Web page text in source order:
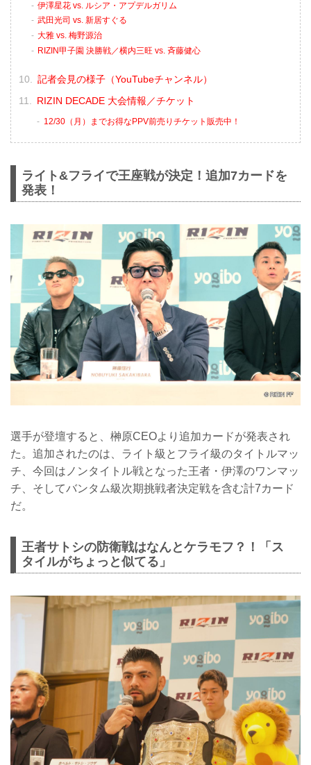
伊澤星花 vs. ルシア・アプデルガリム
武田光司 vs. 新居すぐる
大雅 vs. 梅野源治
RIZIN甲子園 決勝戦／横内三旺 vs. 斉藤健心
記者会見の様子（YouTubeチャンネル）
RIZIN DECADE 大会情報／チケット
12/30（月）までお得なPPV前売りチケット販売中！
ライト&フライで王座戦が決定！追加7カードを
発表！
選手が登壇すると、榊原CEOより追加カードが発表され
た。追加されたのは、ライト級とフライ級のタイトルマッ
チ、今回はノンタイトル戦となった王者・伊澤のワンマッ
チ、そしてバンタム級次期挑戦者決定戦を含む計7カード
だ。
王者サトシの防衛戦はなんとケラモフ？！「ス
タイルがちょっと似てる」